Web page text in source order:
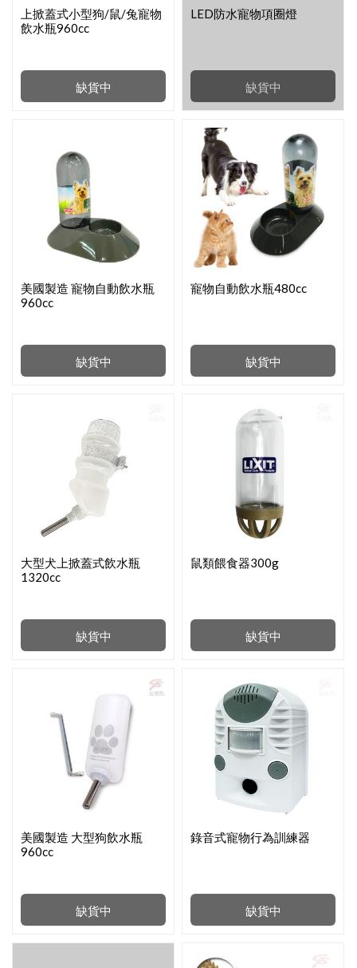
缺貨中
上掀蓋式小型狗/鼠/兔寵物
飲水瓶960cc
缺貨中
LED防水寵物項圈燈
缺貨中
美國製造 寵物自動飲水瓶
960cc
缺貨中
寵物自動飲水瓶480cc
缺貨中
大型犬上掀蓋式飲水瓶
1320cc
缺貨中
鼠類餵食器300g
缺貨中
美國製造 大型狗飲水瓶
960cc
缺貨中
錄音式寵物行為訓練器